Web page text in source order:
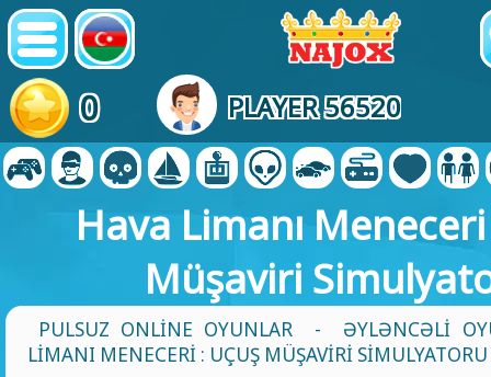
0 PLAYER 56520
Hava Limanı
Müşaviri
PULSUZ ONLINE OYUNLAR -
ƏYLƏNCƏLI
LIMANI MENECERI : UÇUŞ MÜŞAVIRI SIMULYATORU